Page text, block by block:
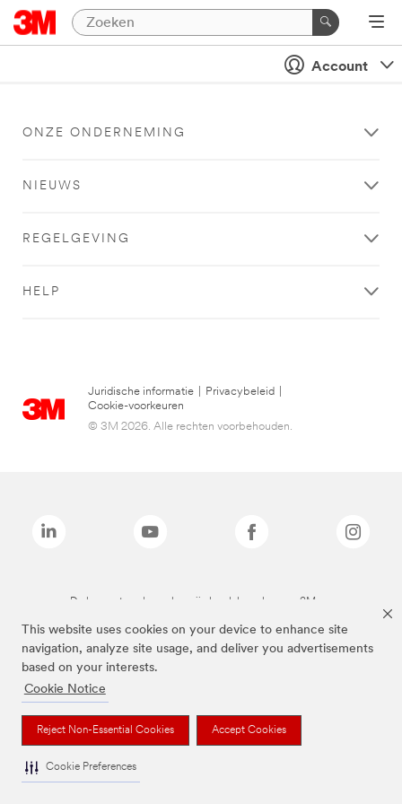
This website uses cookies on your device to enhance site
navigation, analyze site usage, and deliver you advertisements
based on your interests.
Cookie Notice
Reject Non-Essential Cookies Accept Cookies
Cookie Preferences
Account
ONZE ONDERNEMING
NIEUWS
REGELGEVING
HELP
Juridische informatie Privacybeleid
Cookie-voorkeuren
© 3M 2026. Alle rechten voorbehouden.
De bovenstaande merken zijn handelsmerken van 3M.we